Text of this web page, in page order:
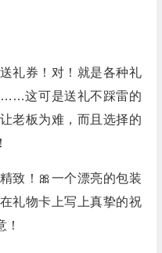
礼券！对！就是各种礼
……这可是送礼不踩雷的
老板为难，而且选择的
致！🎀一个漂亮的包装
礼物卡上写上真挚的祝